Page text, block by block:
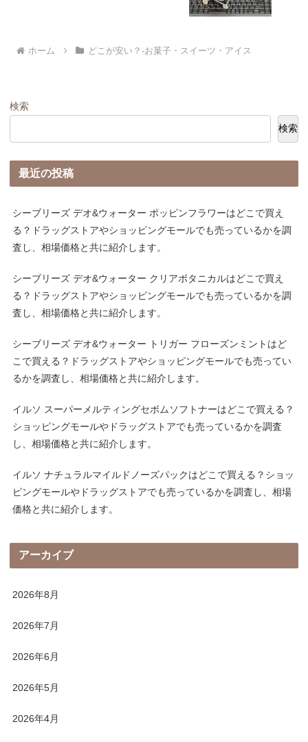
ホーム どこが安い？-お菓子・スイーツ・アイス
検索
検索
最近の投稿
シーブリーズ デオ&ウォーター ポッピンフラワーはどこで買え
る？ドラッグストアやショッピングモールでも売っているかを調
査し、相場価格と共に紹介します。
シーブリーズ デオ&ウォーター クリアボタニカルはどこで買え
る？ドラッグストアやショッピングモールでも売っているかを調
査し、相場価格と共に紹介します。
シーブリーズ デオ&ウォーター トリガー フローズンミントはど
こで買える？ドラッグストアやショッピングモールでも売ってい
るかを調査し、相場価格と共に紹介します。
イルソ スーパーメルティングセボムソフトナーはどこで買える？
ショッピングモールやドラッグストアでも売っているかを調査
し、相場価格と共に紹介します。
イルソ ナチュラルマイルドノーズパックはどこで買える？ショッ
ピングモールやドラッグストアでも売っているかを調査し、相場
価格と共に紹介します。
アーカイブ
2026年8月
2026年7月
2026年6月
2026年5月
2026年4月